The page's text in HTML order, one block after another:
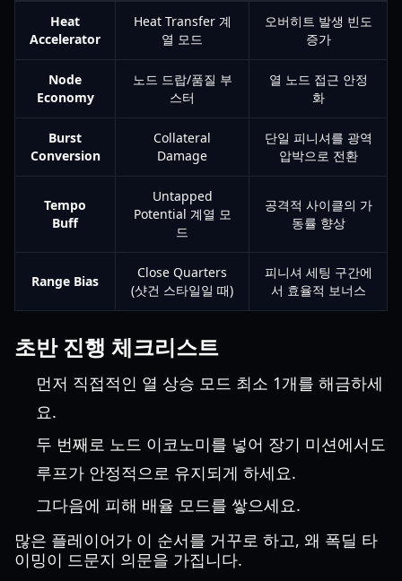
Heat
Accelerator
Heat Transfer 계
열 모드
오버히트 발생 빈도
증가
Node
Economy
노드 드랍/품질 부
스터
열 노드 접근 안정
화
Burst
Conversion
Collateral
Damage
단일 피니셔를 광역
압박으로 전환
Tempo
Buff
Untapped
Potential 계열 모
드
공격적 사이클의 가
동률 향상
Range Bias
Close Quarters
(샷건 스타일일 때)
피니셔 세팅 구간에
서 효율적 보너스
초반 진행 체크리스트
먼저 직접적인 열 상승 모드 최소 1개를 해금하세
요.
두 번째로 노드 이코노미를 넣어 장기 미션에서도
루프가 안정적으로 유지되게 하세요.
그다음에 피해 배율 모드를 쌓으세요.
많은 플레이어가 이 순서를 거꾸로 하고, 왜 폭딜 타
이밍이 드문지 의문을 가집니다.